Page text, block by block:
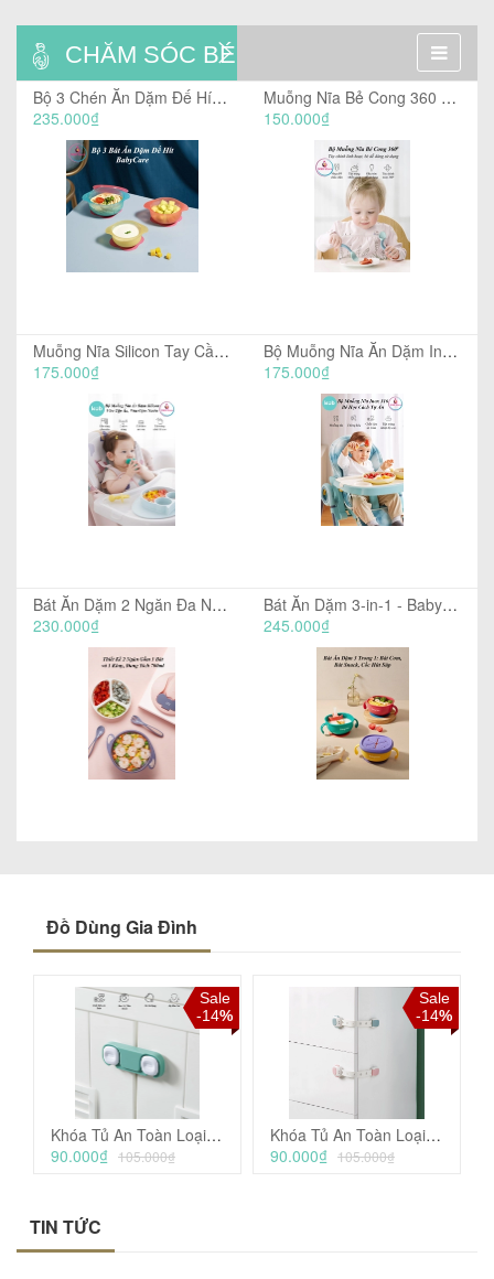
CHĂM SÓC BÉ
Bộ 3 Chén Ăn Dặm Đế Hít - BabyCare
235.000₫
Muỗng Nĩa Bẻ Cong 360 - BabyCare
150.000₫
Muỗng Nĩa Silicon Tay Cầm Ngắn - KUB
175.000₫
Bộ Muỗng Nĩa Ăn Dặm Inox 316 - KUB
175.000₫
Bát Ăn Dặm 2 Ngăn Đa Năng - BabyCare
230.000₫
Bát Ăn Dặm 3-in-1 - BabyCare
245.000₫
Đồ Dùng Gia Đình
Sale
-14%
Khóa Tủ An Toàn Loại Gập và Ngang - KUB
90.000₫ 105.000₫
Sale
-14%
Khóa Tủ An Toàn Loại Dây Dài - KUB
90.000₫ 105.000₫
TIN TỨC